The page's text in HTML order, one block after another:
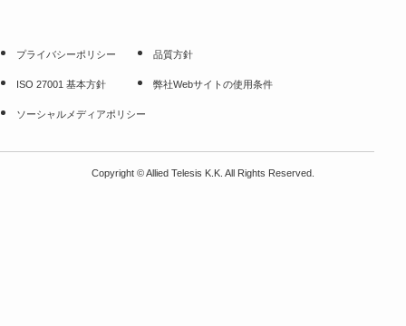
プライバシーポリシー 品質方針
ISO 27001 基本方針 弊社Webサイトの使用条件
ソーシャルメディアポリシー
Copyright ©Allied Telesis K.K. All Rights Reserved.